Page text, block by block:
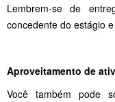
Lembrem-se de
concedente do estágio
Aproveitamento de
Você também pode